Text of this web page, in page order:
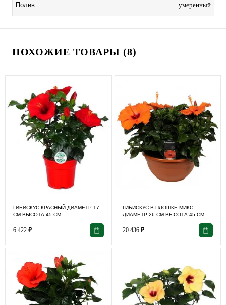
Полив умеренный
ПОХОЖИЕ ТОВАРЫ (8)
ГИБИСКУС КРАСНЫЙ ДИАМЕТР 17
СМ ВЫСОТА 45 СМ
6 422 ₽
ГИБИСКУС В ПЛОШКЕ МИКС
ДИАМЕТР 26 СМ ВЫСОТА 45 СМ
20 436 ₽